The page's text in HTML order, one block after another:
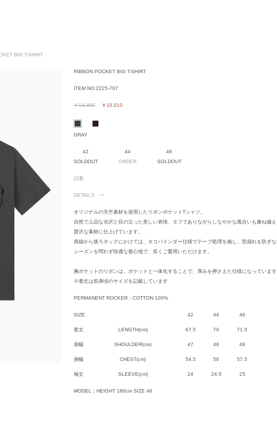
BIG T-SHIRT
RIBBON POCKET BIG T-SHIRT
ITEM NO:2225-707
￥14,300 ￥10,010
GRAY
42
SOLDOUT
44
ORDER
46
SOLDOUT
試着
DETAILS
オリジナルの天竺素材を使用したリボンポケットTシャツ。
自然で上品な光沢と目の立った美しい表情、タフでありながらしなやかな風合いも兼ね備え
贅沢な素材に仕上げています。
肩線から後ろネックにかけては、タコバインダー仕様でテープ処理を施し、型崩れを防ぎな
シーズンを問わず快適な着心地で、長くご愛用いただけます。
胸ポケットのリボンは、ポケットと一体化することで、厚みを押さえた仕様になっています
※着丈は前身頃のサイズを記載しています
PERMANENT ROCKER：COTTON 100%
SIZE 42 44 46
着丈 LENGTH(cm) 67.5 70 71.5
肩幅 SHOULDER(cm) 47 48 49
身幅 CHEST(cm) 54.5 56 57.5
袖丈 SLEEVE(cm) 24 24.5 25
MODEL：HEIGHT 180cm SIZE 46